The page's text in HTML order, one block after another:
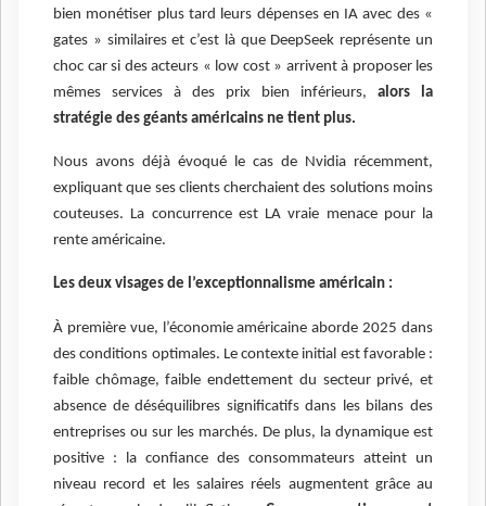
bien monétiser plus tard leurs dépenses en IA avec des «
gates » similaires et c’est là que DeepSeek représente un
choc car si des acteurs « low cost » arrivent à proposer les
mêmes services à des prix bien inférieurs, alors la
stratégie des géants américains ne tient plus.
Nous avons déjà évoqué le cas de Nvidia récemment,
expliquant que ses clients cherchaient des solutions moins
couteuses. La concurrence est LA vraie menace pour la
rente américaine.
Les deux visages de l’exceptionnalisme américain :
À première vue, l’économie américaine aborde 2025 dans
des conditions optimales. Le contexte initial est favorable :
faible chômage, faible endettement du secteur privé, et
absence de déséquilibres significatifs dans les bilans des
entreprises ou sur les marchés. De plus, la dynamique est
positive : la confiance des consommateurs atteint un
niveau record et les salaires réels augmentent grâce au